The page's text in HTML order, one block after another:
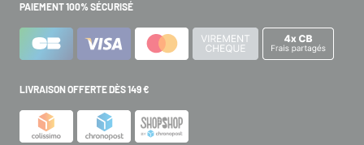
PAIEMENT 100% SÉCURISÉ
LIVRAISON OFFERTE DÈS 149 €